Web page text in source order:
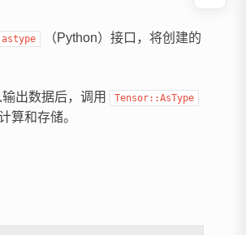
（Python）接口，将创建的
出数据后，调用 Tensor::AsType
算和存储。